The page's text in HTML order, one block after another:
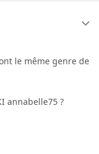
le même genre de
annabelle75 ?